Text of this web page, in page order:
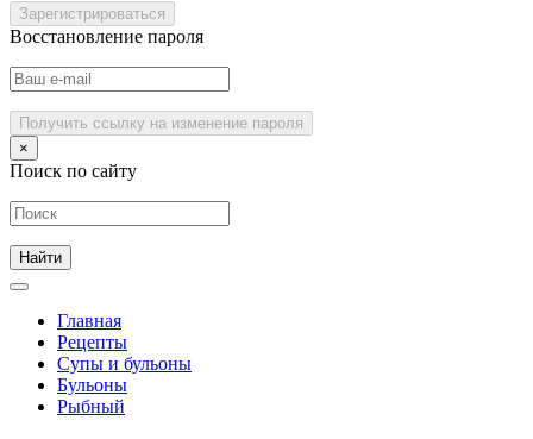
Зарегистрироваться
Восстановление пароля
Получить ссылку на изменение пароля
×
Поиск по сайту
Главная
Рецепты
Супы и бульоны
Бульоны
Рыбный